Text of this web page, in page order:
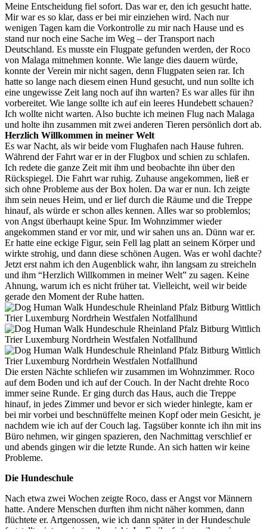
Meine Entscheidung fiel sofort. Das war er, den ich gesucht hatte.
Mir war es so klar, dass er bei mir einziehen wird. Nach nur
wenigen Tagen kam die Vorkontrolle zu mir nach Hause und es
stand nur noch eine Sache im Weg – der Transport nach
Deutschland. Es musste ein Flugpate gefunden werden, der Roco
von Malaga mitnehmen konnte. Wie lange dies dauern würde,
konnte der Verein mir nicht sagen, denn Flugpaten seien rar. Ich
hatte so lange nach diesem einen Hund gesucht, und nun sollte ich
eine ungewisse Zeit lang noch auf ihn warten? Es war alles für ihn
vorbereitet. Wie lange sollte ich auf ein leeres Hundebett schauen?
Ich wollte nicht warten. Also buchte ich meinen Flug nach Malaga
und holte ihn zusammen mit zwei anderen Tieren persönlich dort ab.
Herzlich Willkommen in meiner Welt
Es war Nacht, als wir beide vom Flughafen nach Hause fuhren.
Während der Fahrt war er in der Flugbox und schien zu schlafen.
Ich redete die ganze Zeit mit ihm und beobachte ihn über den
Rückspiegel. Die Fahrt war ruhig. Zuhause angekommen, ließ er
sich ohne Probleme aus der Box holen. Da war er nun. Ich zeigte
ihm sein neues Heim, und er lief durch die Räume und die Treppe
hinauf, als würde er schon alles kennen. Alles war so problemlos;
von Angst überhaupt keine Spur. Im Wohnzimmer wieder
angekommen stand er vor mir, und wir sahen uns an. Dünn war er.
Er hatte eine eckige Figur, sein Fell lag platt an seinem Körper und
wirkte strohig, und dann diese schönen Augen. Was er wohl dachte?
Jetzt erst nahm ich den Augenblick wahr, ihn langsam zu streicheln
und ihm “Herzlich Willkommen in meiner Welt” zu sagen. Keine
Ahnung, warum ich es nicht früher tat. Vielleicht, weil wir beide
gerade den Moment der Ruhe hatten.
Die ersten Nächte schliefen wir zusammen im Wohnzimmer. Roco
auf dem Boden und ich auf der Couch. In der Nacht drehte Roco
immer seine Runde. Er ging durch das Haus, auch die Treppe
hinauf, in jedes Zimmer und bevor er sich wieder hinlegte, kam er
bei mir vorbei und beschnüffelte meinen Kopf oder mein Gesicht, je
nachdem wie ich auf der Couch lag. Tagsüber konnte ich ihn mit ins
Büro nehmen, wir gingen spazieren, den Nachmittag verschlief er
und abends gingen wir die letzte Runde. An sich hatten wir keine
Probleme.
Die Hundeschule
Nach etwa zwei Wochen zeigte Roco, dass er Angst vor Männern
hatte. Andere Menschen durften ihm nicht näher kommen, dann
flüchtete er. Artgenossen, wie ich dann später in der Hundeschule